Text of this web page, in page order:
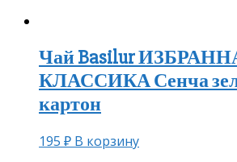
Чай Basilur
КЛАССИКА Сенча
картон
195 ₽ В корзину